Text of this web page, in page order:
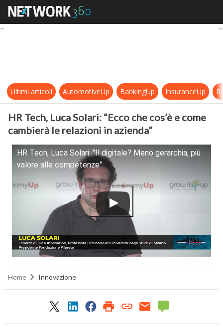
HR Tech, Luca Solari: “Ecco che
Ultimi articoli AutomotiveUp BankingUp InsuranceUp
HR Tech, Luca Solari: “Ecco che cos’è e come
cambierà le relazioni in azienda”
HR Tech, Luca Solari: "Il digitale? Meno gerarchia, più
valore alle competenze"
Home Innovazione